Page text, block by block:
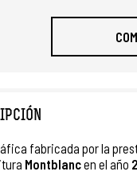
fabricada por la
Montblancen el año